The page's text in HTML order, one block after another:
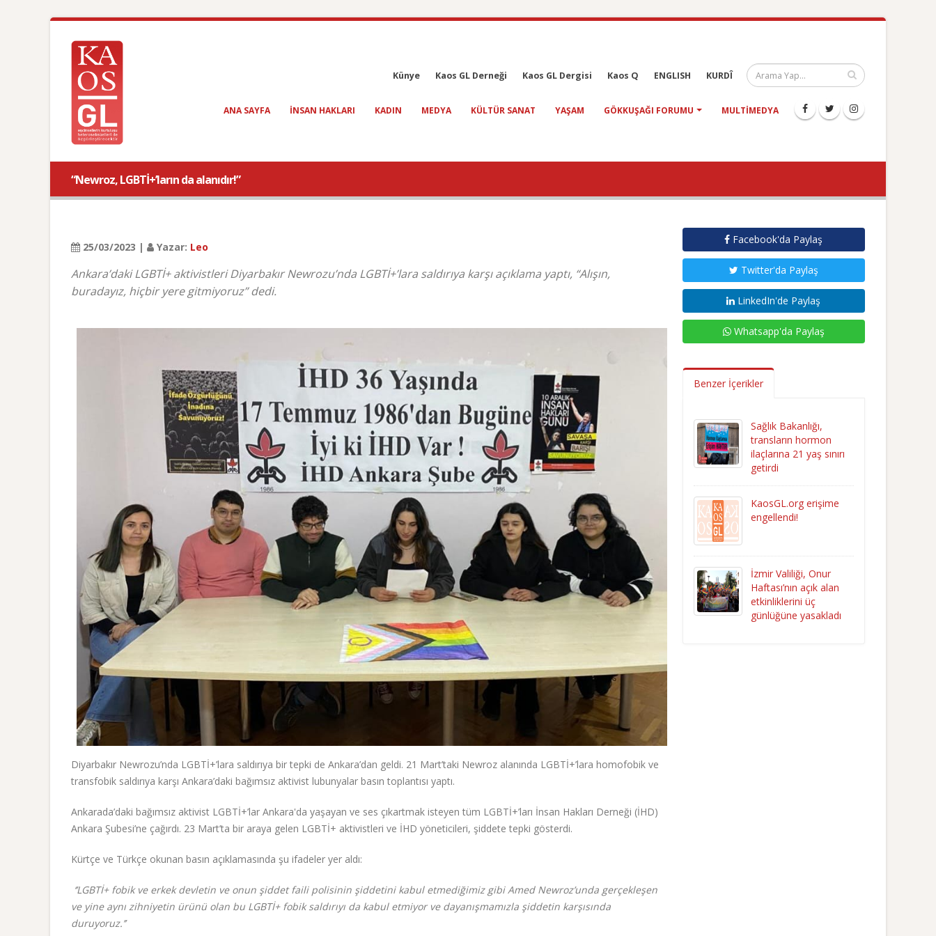
Künye Kaos GL Derneği Kaos GL Dergisi Kaos Q ENGLISH KURDÎ
ANA SAYFA INSAN HAKLARI KADIN MEDYA KÜLTÜR SANAT YAŞAM GÖKKUŞAĞI FORUMU MULTIMEDYA
“Newroz, LGBTİ+’ların da alanıdır!”
25/03/2023 | Yazar: Leo
Ankara’daki LGBTİ+ aktivistleri Diyarbakır Newrozu’nda LGBTİ+’lara saldırıya karşı açıklama yaptı, “Alışın,
buradayız, hiçbir yere gitmiyoruz” dedi.
Diyarbakır Newrozu’nda LGBTİ+’lara saldırıya bir tepki de Ankara’dan geldi. 21 Mart’taki Newroz alanında LGBTİ+’lara homofobik ve
transfobik saldırıya karşı Ankara’daki bağımsız aktivist lubunyalar basın toplantısı yaptı.
Ankarada’daki bağımsız aktivist LGBTİ+’lar Ankara'da yaşayan ve ses çıkartmak isteyen tüm LGBTİ+’ları İnsan Hakları Derneği (İHD)
Ankara Şubesi’ne çağırdı. 23 Mart’ta bir araya gelen LGBTİ+ aktivistleri ve İHD yöneticileri, şiddete tepki gösterdi.
Kürtçe ve Türkçe okunan basın açıklamasında şu ifadeler yer aldı:
‘’LGBTİ+ fobik ve erkek devletin ve onun şiddet faili polisinin şiddetini kabul etmediğimiz gibi Amed Newroz’unda gerçekleşen
ve yine aynı zihniyetin ürünü olan bu LGBTİ+ fobik saldırıyı da kabul etmiyor ve dayanışmamızla şiddetin karşısında
duruyoruz.’’
Facebook'da Paylaş
Twitter'da Paylaş
LinkedIn'de Paylaş
Whatsapp'da Paylaş
Benzer İçerikler
Sağlık Bakanlığı,
transların hormon
ilaçlarına 21 yaş sınırı
getirdi
KaosGL.org erişime
engellendi!
İzmir Valiliği, Onur
Haftası’nın açık alan
etkinliklerini üç
günlüğüne yasakladı